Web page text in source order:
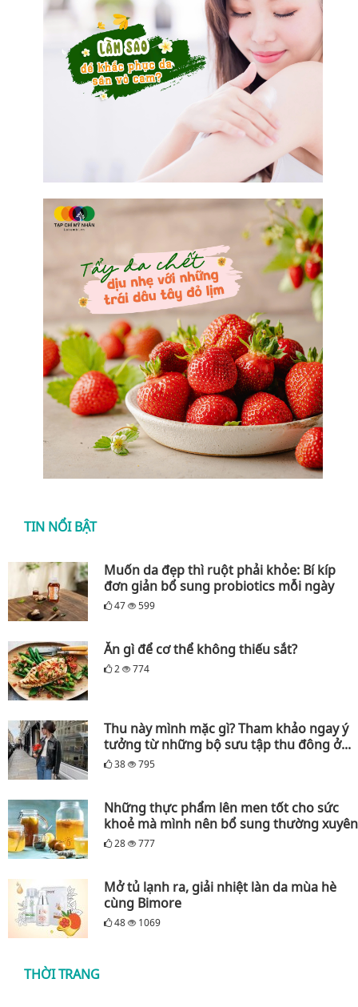
TIN NỔI BẬT
Muốn da đẹp thì ruột phải khỏe: Bí kíp
đơn giản bổ sung probiotics mỗi ngày
47 599
Ăn gì để cơ thể không thiếu sắt?
2 774
Thu này mình mặc gì? Tham khảo ngay ý
tưởng từ những bộ sưu tập thu đông ở...
38 795
Những thực phẩm lên men tốt cho sức
khoẻ mà mình nên bổ sung thường xuyên
28 777
Mở tủ lạnh ra, giải nhiệt làn da mùa hè
cùng Bimore
48 1069
THỜI TRANG